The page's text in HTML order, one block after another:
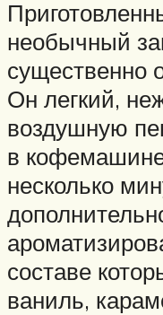
необычный
существенно
Он легкий,
воздушную
в
несколько
составе
ваниль,